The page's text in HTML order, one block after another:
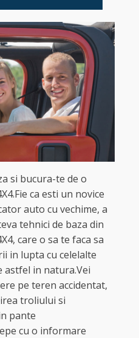
si bucura-te de o
ca esti un novice
auto cu vechime, a
tehnici de baza din
care o sa te faca sa
in lupta cu celelalte
in natura.Vei
pe teren accidentat,
troliului si
pante
cu o informare